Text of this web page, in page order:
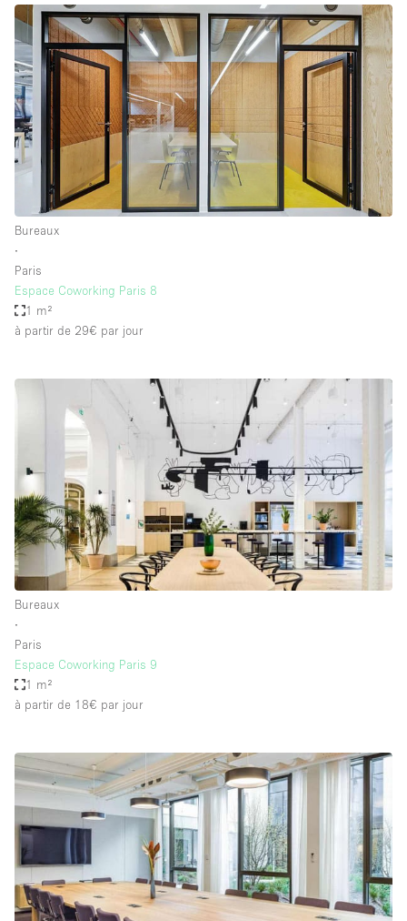
Bureaux
∙
Paris
Espace Coworking Paris 8
1 m²
à partir de 29€ par jour
Bureaux
∙
Paris
Espace Coworking Paris 9
1 m²
à partir de 18€ par jour